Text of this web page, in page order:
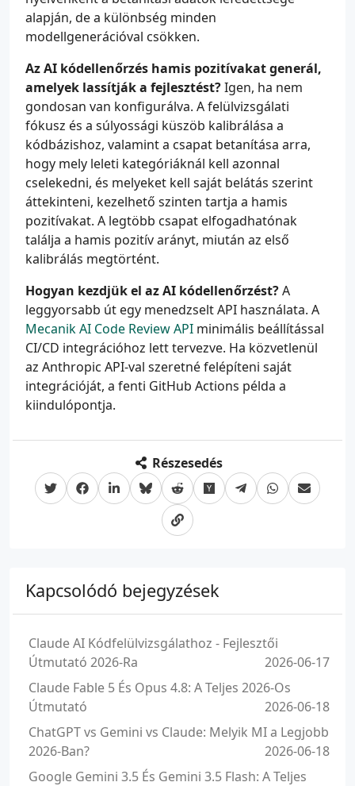
alapján, de a különbség minden
modellgenerációval csökken.
Az AI kódellenőrzés hamis pozitívakat generál,
amelyek lassítják a fejlesztést?Igen, ha nem
gondosan van konfigurálva. A felülvizsgálati
fókusz és a súlyossági küszöb kalibrálása a
kódbázishoz, valamint a csapat betanítása arra,
hogy mely leleti kategóriáknál kell azonnal
cselekedni, és melyeket kell saját belátás szerint
áttekinteni, kezelhető szinten tartja a hamis
pozitívakat. A legtöbb csapat elfogadhatónak
találja a hamis pozitív arányt, miután az első
kalibrálás megtörtént.
Hogyan kezdjük el az AI kódellenőrzést?A
leggyorsabb út egy menedzselt API használata. A
Mecanik AI Code Review API minimális beállítással
CI/CD integrációhoz lett tervezve. Ha közvetlenül
az Anthropic API-val szeretné felépíteni saját
integrációját, a fenti GitHub Actions példa a
kiindulópontja.
Részesedés
Kapcsolódó bejegyzések
Claude AI Kódfelülvizsgálathoz - Fejlesztői
Útmutató 2026-Ra
2026-06-17
Claude Fable 5 És Opus 4.8: A Teljes 2026-Os
Útmutató
2026-06-18
ChatGPT vs Gemini vs Claude: Melyik MI a Legjobb
2026-Ban?
2026-06-18
Google Gemini 3.5 És Gemini 3.5 Flash: A Teljes